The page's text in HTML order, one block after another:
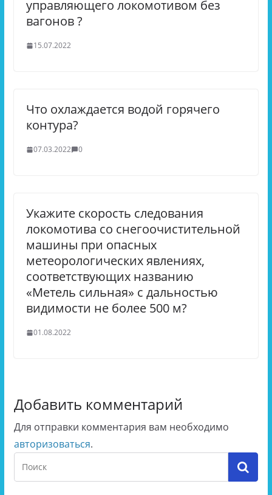
управляющего локомотивом без
вагонов ?
15.07.2022
Что охлаждается водой горячего
контура?
07.03.2022 0
Укажите скорость следования
локомотива со снегоочистительной
машины при опасных
метеорологических явлениях,
соответствующих названию
«Метель сильная» с дальностью
видимости не более 500 м?
01.08.2022
Добавить комментарий
Для отправки комментария вам необходимо
авторизоваться.